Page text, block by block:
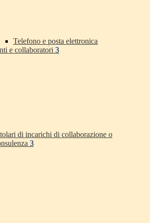
Telefono e posta elettronica
e collaboratori 3
di incarichi di collaborazione o
3